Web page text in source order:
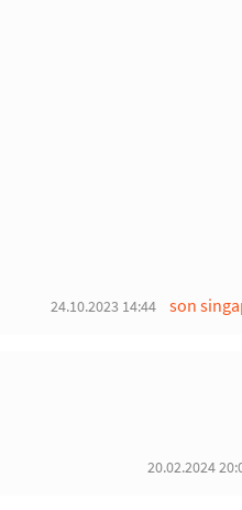
son
24.10.2023 14:44
20.02.2024